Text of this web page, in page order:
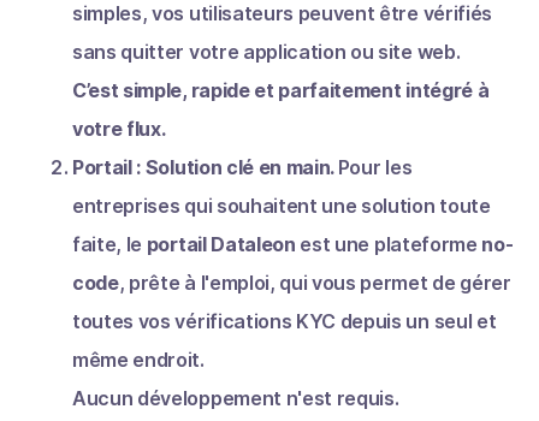
simples, vos utilisateurs peuvent être vérifiés
sans quitter votre application ou site web.
C’est simple, rapide et parfaitement intégré à
votre flux.
Portail : Solution clé en main. Pour les
entreprises qui souhaitent une solution toute
faite, le portail Dataleon est une plateforme no-
code, prête à l'emploi, qui vous permet de gérer
toutes vos vérifications KYC depuis un seul et
même endroit.
Aucun développement n'est requis.